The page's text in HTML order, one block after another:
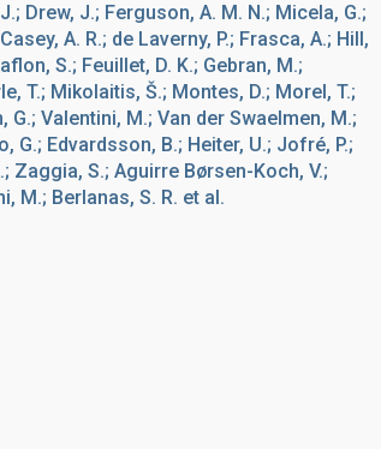
Drew, J.; Ferguson, A. M. N.; Micela, G.;
A. R.; de Laverny, P.; Frasca, A.; Hill,
S.; Feuillet, D. K.; Gebran, M.;
T.; Mikolaitis, Š.; Montes, D.; Morel, T.;
G.; Valentini, M.; Van der Swaelmen, M.;
G.; Edvardsson, B.; Heiter, U.; Jofré, P.;
Zaggia, S.; Aguirre Børsen-Koch, V.;
M.; Berlanas, S. R. et al.